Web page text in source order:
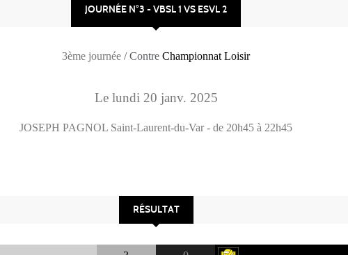
JOURNÉE N°3 - VBSL 1 VS ESVL 2
3ème journée / Contre Championnat Loisir
Le lundi 20 janv. 2025
JOSEPH PAGNOL Saint-Laurent-du-Var - de 20h45 à 22h45
RÉSULTAT